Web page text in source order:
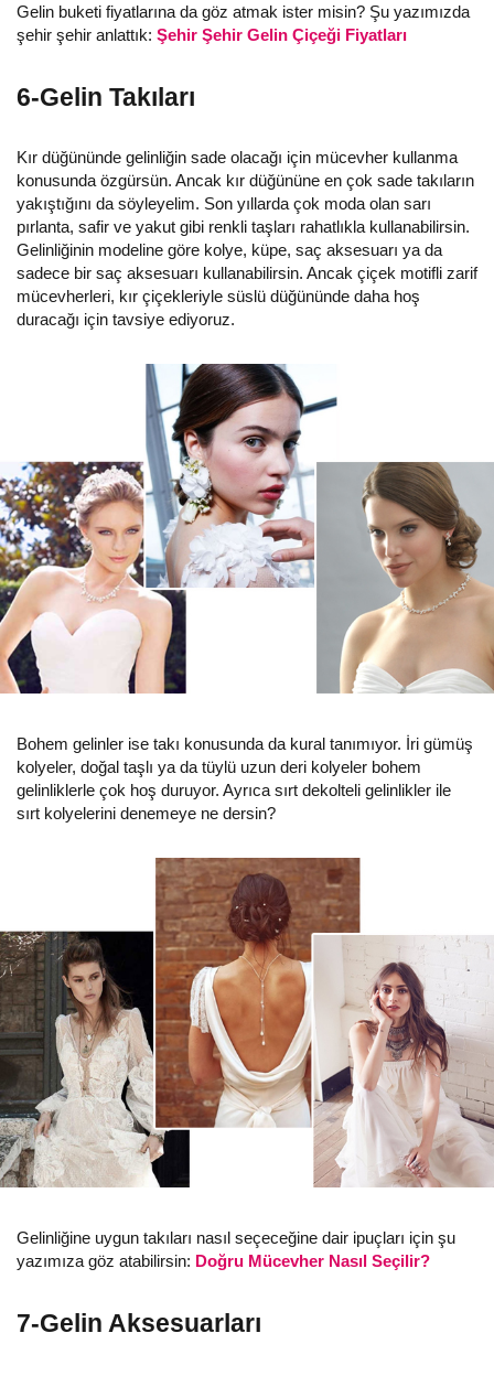
Gelin buketi fiyatlarına da göz atmak ister misin? Şu yazımızda
şehir şehir anlattık: Şehir Şehir Gelin Çiçeği Fiyatları
6-Gelin Takıları
Kır düğününde gelinliğin sade olacağı için mücevher kullanma
konusunda özgürsün. Ancak kır düğününe en çok sade takıların
yakıştığını da söyleyelim. Son yıllarda çok moda olan sarı
pırlanta, safir ve yakut gibi renkli taşları rahatlıkla kullanabilirsin.
Gelinliğinin modeline göre kolye, küpe, saç aksesuarı ya da
sadece bir saç aksesuarı kullanabilirsin. Ancak çiçek motifli zarif
mücevherleri, kır çiçekleriyle süslü düğününde daha hoş
duracağı için tavsiye ediyoruz.
Bohem gelinler ise takı konusunda da kural tanımıyor. İri gümüş
kolyeler, doğal taşlı ya da tüylü uzun deri kolyeler bohem
gelinliklerle çok hoş duruyor. Ayrıca sırt dekolteli gelinlikler ile
sırt kolyelerini denemeye ne dersin?
Gelinliğine uygun takıları nasıl seçeceğine dair ipuçları için şu
yazımıza göz atabilirsin: Doğru Mücevher Nasıl Seçilir?
7-Gelin Aksesuarları